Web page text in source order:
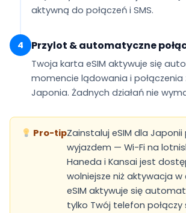
aktywną do połączeń i SMS.
4 Przylot & automatyczne
Twoja karta eSIM aktywuje się
momencie lądowania i połączenia
Japonia. Żadnych działań nie
Pro-tipZainstaluj eSIM dla Japonii
wyjazdem — Wi-Fi na
Haneda i Kansai jest
wolniejsze niż aktywacja w
eSIM aktywuje się
tylko Twój telefon połączy